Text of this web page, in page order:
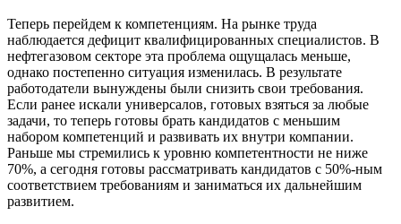
Теперь перейдем к компетенциям. На рынке труда
наблюдается дефицит квалифицированных специалистов. В
нефтегазовом секторе эта проблема ощущалась меньше,
однако постепенно ситуация изменилась. В результате
работодатели вынуждены были снизить свои требования.
Если ранее искали универсалов, готовых взяться за любые
задачи, то теперь готовы брать кандидатов с меньшим
набором компетенций и развивать их внутри компании.
Раньше мы стремились к уровню компетентности не ниже
70%, а сегодня готовы рассматривать кандидатов с 50%-ным
соответствием требованиям и заниматься их дальнейшим
развитием.